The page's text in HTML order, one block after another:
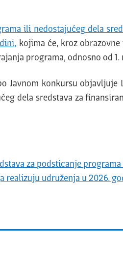
ili nedostajućeg dela
kojima će, kroz
programa, odnosno od 1.
Javnom konkursu
dela sredstava za
za podsticanje
realizuju udruženja u 2026.